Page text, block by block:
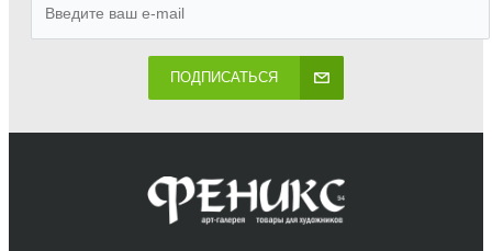
ПОДПИСАТЬСЯ